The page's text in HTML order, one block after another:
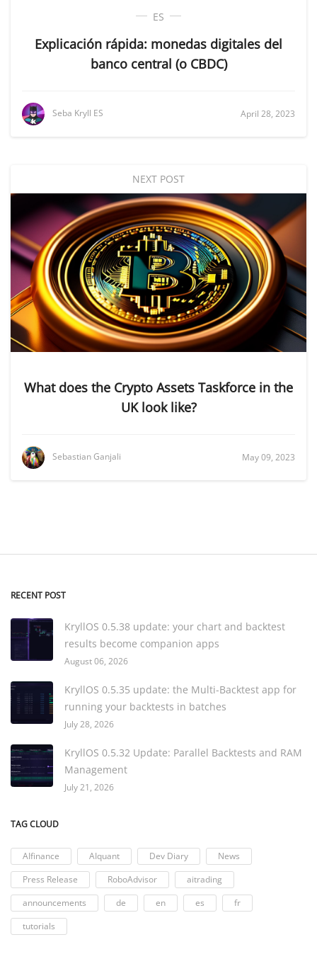
ES
Explicación rápida: monedas digitales del
banco central (o CBDC)
Seba Kryll ES April 28, 2023
NEXT POST
What does the Crypto Assets Taskforce in the
UK look like?
Sebastian Ganjali May 09, 2023
RECENT POST
KryllOS 0.5.38 update: your chart and backtest
results become companion apps
August 06, 2026
KryllOS 0.5.35 update: the Multi-Backtest app for
running your backtests in batches
July 28, 2026
KryllOS 0.5.32 Update: Parallel Backtests and RAM
Management
July 21, 2026
TAG CLOUD
AIfinance AIquant Dev Diary
News
Press Release
RoboAdvisor
aitrading
announcements
de en es
fr
tutorials